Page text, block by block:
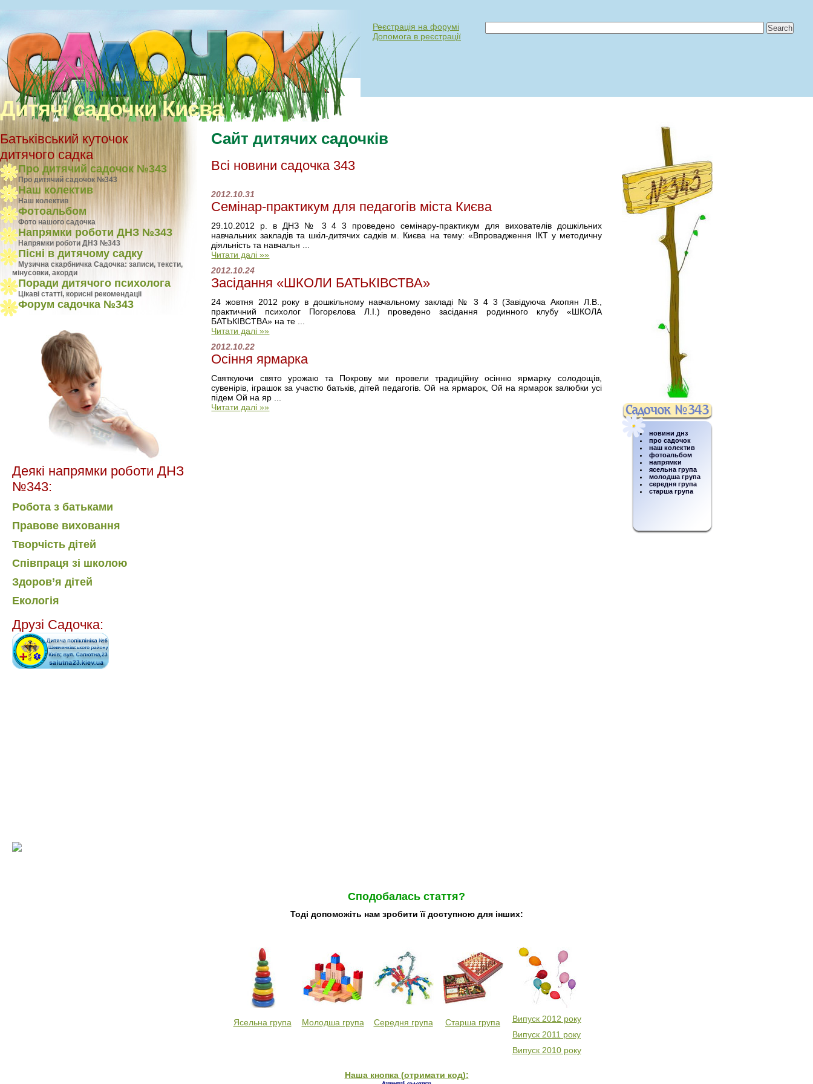
Дитячі садочки Києва
Реєстрація на форумі
Допомога в реєстрації
Батьківський куточок
дитячого садка
Про дитячий садочок №343
Про дитячий садочок №343
Наш колектив
Наш колектив
Фотоальбом
Фото нашого садочка
Напрямки роботи ДНЗ №343
Напрямки роботи ДНЗ №343
Пісні в дитячому садку
Музична скарбничка Садочка: записи, тексти,
мінусовки, акорди
Поради дитячого психолога
Цiкавi статтi, кориснi рекомендацii
Форум садочка №343
Деякі напрямки роботи ДНЗ
№343:
Робота з батьками
Правове виховання
Творчість дітей
Співпраця зі школою
Здоров’я дітей
Екологія
Друзі Садочка:
Сайт дитячих садочків
Всі новини садочка 343
2012.10.31
Семінар-практикум для педагогів міста Києва
29.10.2012 р. в ДНЗ № 3 4 3 проведено семінару-практикум для вихователів дошкільних
навчальних закладів та шкіл-дитячих садків м. Києва на тему: «Впровадження ІКТ у методичну
діяльність та навчальн ...
Читати далі »»
2012.10.24
Засідання «ШКОЛИ БАТЬКІВСТВА»
24 жовтня 2012 року в дошкільному навчальному закладі № 3 4 3 (Завідуюча Акопян Л.В.,
практичний психолог Погорєлова Л.І.) проведено засідання родинного клубу «ШКОЛА
БАТЬКІВСТВА» на те ...
Читати далі »»
2012.10.22
Осіння ярмарка
Святкуючи свято урожаю та Покрову ми провели традиційну осінню ярмарку солодощів,
сувенірів, іграшок за участю батьків, дітей педагогів. Ой на ярмарок, Ой на ярмарок залюбки усі
підем Ой на яр ...
Читати далі »»
новини днз
про садочок
наш колектив
фотоальбом
напрямки
ясельна група
молодша група
середня група
старша група
Сподобалась стаття?
Тоді допоможіть нам зробити її доступною для інших:
Ясельна група Молодша група Середня група Старша група
Випуск 2012 року
Випуск 2011 року
Випуск 2010 року
Наша кнопка (отримати код):